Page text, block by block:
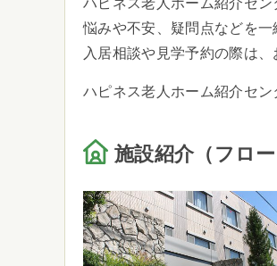
ハピネス老人ホーム紹介セ
悩みや不安、疑問点などを一
入居相談や見学予約の際は
ハピネス老人ホーム紹介セ
施設紹介（フロ